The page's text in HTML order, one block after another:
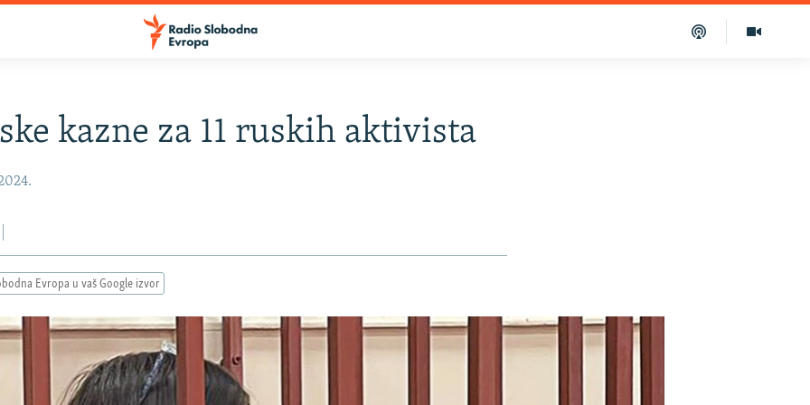
kazne za 11 ruskih aktivista
Evropa u vaš Google izvor